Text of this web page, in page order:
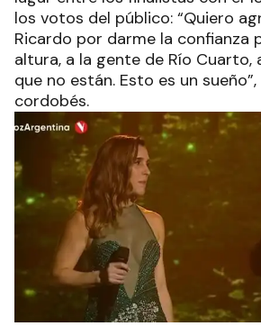
los votos del público: “Quiero
Ricardo por darme la confianza
altura, a la gente de Río Cuarto,
que no están. Esto es un
cordobés.